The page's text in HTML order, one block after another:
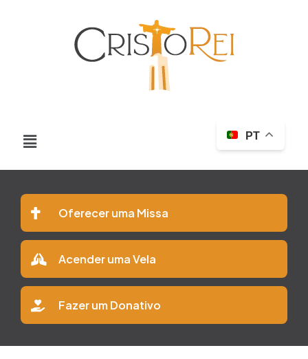
PT
Oferecer uma Missa
Acender uma Vela
Fazer um Donativo